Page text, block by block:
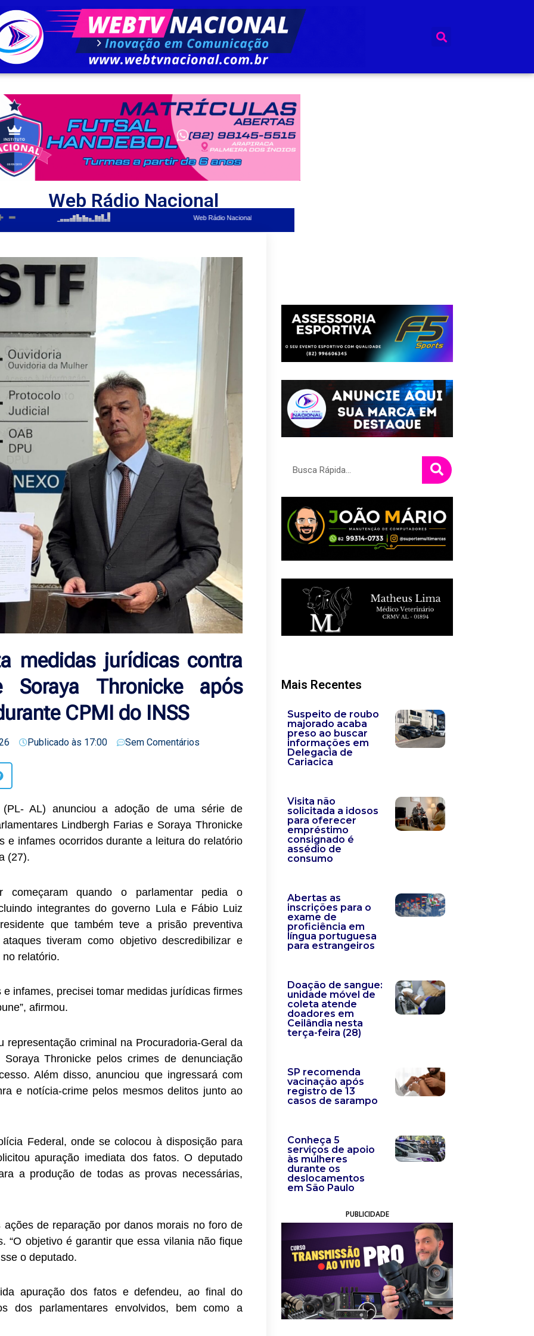
Web Rádio Nacional
medidas jurídicas contra
Soraya Thronicke após
CPMI do INSS
Publicado às 17:00 Sem Comentários
AL) anunciou a adoção de uma série de
Lindbergh Farias e Soraya Thronicke
e infames ocorridos durante a leitura do relatório
(27).
começaram quando o parlamentar pedia o
integrantes do governo Lula e Fábio Luiz
que também teve a prisão preventiva
tiveram como objetivo descredibilizar e
relatório.
infames, precisei tomar medidas jurídicas firmes
afirmou.
representação criminal na Procuradoria-Geral da
Thronicke pelos crimes de denunciação
Além disso, anunciou que ingressará com
e notícia-crime pelos mesmos delitos junto ao
Federal, onde se colocou à disposição para
apuração imediata dos fatos. O deputado
a produção de todas as provas necessárias,
de reparação por danos morais no foro de
“O objetivo é garantir que essa vilania não fique
o deputado.
apuração dos fatos e defendeu, ao final do
dos parlamentares envolvidos, bem como a
Mais Recentes
Suspeito de roubo
majorado acaba
preso ao buscar
informações em
Delegacia de
Cariacica
Visita não
solicitada a idosos
para oferecer
empréstimo
consignado é
assédio de
consumo
Abertas as
inscrições para o
exame de
proficiência em
língua portuguesa
para estrangeiros
Doação de sangue:
unidade móvel de
coleta atende
doadores em
Ceilândia nesta
terça-feira (28)
SP recomenda
vacinação após
registro de 13
casos de sarampo
Conheça 5
serviços de apoio
às mulheres
durante os
deslocamentos
em São Paulo
PUBLICIDADE